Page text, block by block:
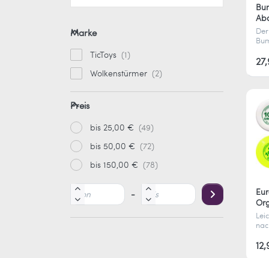
Marke
TicToys
Wolkenstürmer
Preis
bis 25,00 €
bis 50,00 €
bis 150,00 €
-